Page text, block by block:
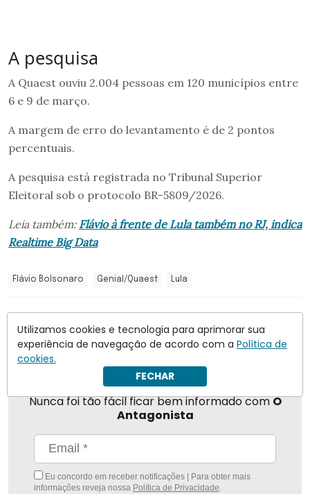
A pesquisa
A Quaest ouviu 2.004 pessoas em 120 municípios entre
6 e 9 de março.
A margem de erro do levantamento é de 2 pontos
percentuais.
A pesquisa está registrada no Tribunal Superior
Eleitoral sob o protocolo BR-5809/2026.
Leia também: Flávio à frente de Lula também no RJ, indica
Realtime Big Data
Flávio Bolsonaro Genial/Quaest Lula
Nunca foi tão fácil ficar bem informado comO
Antagonista
Eu concordo em receber notificações | Para obter mais
informações reveja nossa Política de Privacidade
Utilizamos cookies e tecnologia para aprimorar sua
experiência de navegação de acordo com a Política de
cookies.
FECHAR